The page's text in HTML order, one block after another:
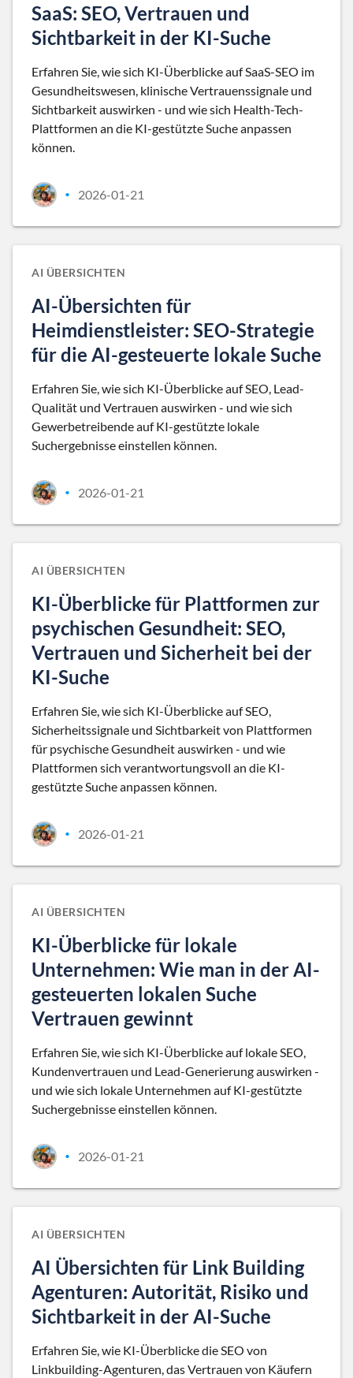
SaaS: SEO, Vertrauen und
Sichtbarkeit in der KI-Suche
Erfahren Sie, wie sich KI-Überblicke auf SaaS-SEO im
Gesundheitswesen, klinische Vertrauenssignale und
Sichtbarkeit auswirken - und wie sich Health-Tech-
Plattformen an die KI-gestützte Suche anpassen
können.
• 2026-01-21
AI ÜBERSICHTEN
AI-Übersichten für
Heimdienstleister: SEO-Strategie
für die AI-gesteuerte lokale Suche
Erfahren Sie, wie sich KI-Überblicke auf SEO, Lead-
Qualität und Vertrauen auswirken - und wie sich
Gewerbetreibende auf KI-gestützte lokale
Suchergebnisse einstellen können.
• 2026-01-21
AI ÜBERSICHTEN
KI-Überblicke für Plattformen zur
psychischen Gesundheit: SEO,
Vertrauen und Sicherheit bei der
KI-Suche
Erfahren Sie, wie sich KI-Überblicke auf SEO,
Sicherheitssignale und Sichtbarkeit von Plattformen
für psychische Gesundheit auswirken - und wie
Plattformen sich verantwortungsvoll an die KI-
gestützte Suche anpassen können.
• 2026-01-21
AI ÜBERSICHTEN
KI-Überblicke für lokale
Unternehmen: Wie man in der AI-
gesteuerten lokalen Suche
Vertrauen gewinnt
Erfahren Sie, wie sich KI-Überblicke auf lokale SEO,
Kundenvertrauen und Lead-Generierung auswirken -
und wie sich lokale Unternehmen auf KI-gestützte
Suchergebnisse einstellen können.
• 2026-01-21
AI ÜBERSICHTEN
AI Übersichten für Link Building
Agenturen: Autorität, Risiko und
Sichtbarkeit in der AI-Suche
Erfahren Sie, wie KI-Überblicke die SEO von
Linkbuilding-Agenturen, das Vertrauen von Käufern